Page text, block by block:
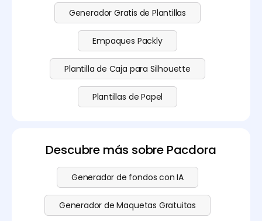
Generador Gratis de Plantillas
Empaques Packly
Plantilla de Caja para Silhouette
Plantillas de Papel
Descubre más sobre Pacdora
Generador de fondos con IA
Generador de Maquetas Gratuitas